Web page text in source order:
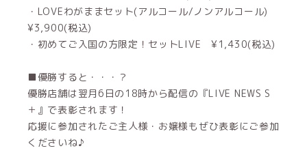
・LOVEわがままセット(アルコール/ノンアルコール)
¥3,900(税込)
・初めてご入国の方限定！セットLIVE ¥1,430(税込)
■優勝すると・・・？
優勝店舗は翌月6日の18時から配信の『LIVE NEWS S
＋』で表彰されます！
応援に参加されたご主人様・お嬢様もぜひ表彰にご参加
くださいね♪